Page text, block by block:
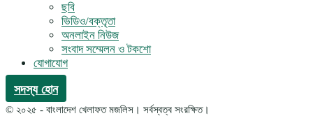
ছবি
ভিডিও/বক্তৃতা
অনলাইন নিউজ
সংবাদ সম্মেলন ও টকশো
যোগাযোগ
সদস্য হোন
© ২০২৫ - বাংলাদেশ খেলাফত মজলিস। সর্বস্বত্ব সংরক্ষিত।